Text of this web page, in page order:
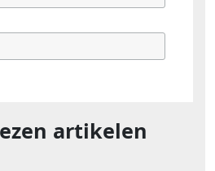
artikelen